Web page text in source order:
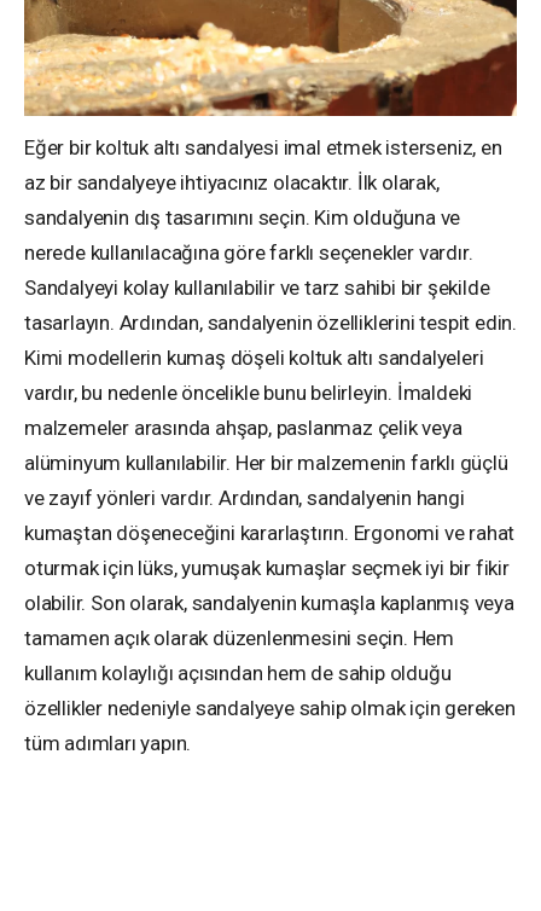
Eğer bir koltuk altı sandalyesi imal etmek isterseniz, en
az bir sandalyeye ihtiyacınız olacaktır. İlk olarak,
sandalyenin dış tasarımını seçin. Kim olduğuna ve
nerede kullanılacağına göre farklı seçenekler vardır.
Sandalyeyi kolay kullanılabilir ve tarz sahibi bir şekilde
tasarlayın. Ardından, sandalyenin özelliklerini tespit edin.
Kimi modellerin kumaş döşeli koltuk altı sandalyeleri
vardır, bu nedenle öncelikle bunu belirleyin. İmaldeki
malzemeler arasında ahşap, paslanmaz çelik veya
alüminyum kullanılabilir. Her bir malzemenin farklı güçlü
ve zayıf yönleri vardır. Ardından, sandalyenin hangi
kumaştan döşeneceğini kararlaştırın. Ergonomi ve rahat
oturmak için lüks, yumuşak kumaşlar seçmek iyi bir fikir
olabilir. Son olarak, sandalyenin kumaşla kaplanmış veya
tamamen açık olarak düzenlenmesini seçin. Hem
kullanım kolaylığı açısından hem de sahip olduğu
özellikler nedeniyle sandalyeye sahip olmak için gereken
tüm adımları yapın.